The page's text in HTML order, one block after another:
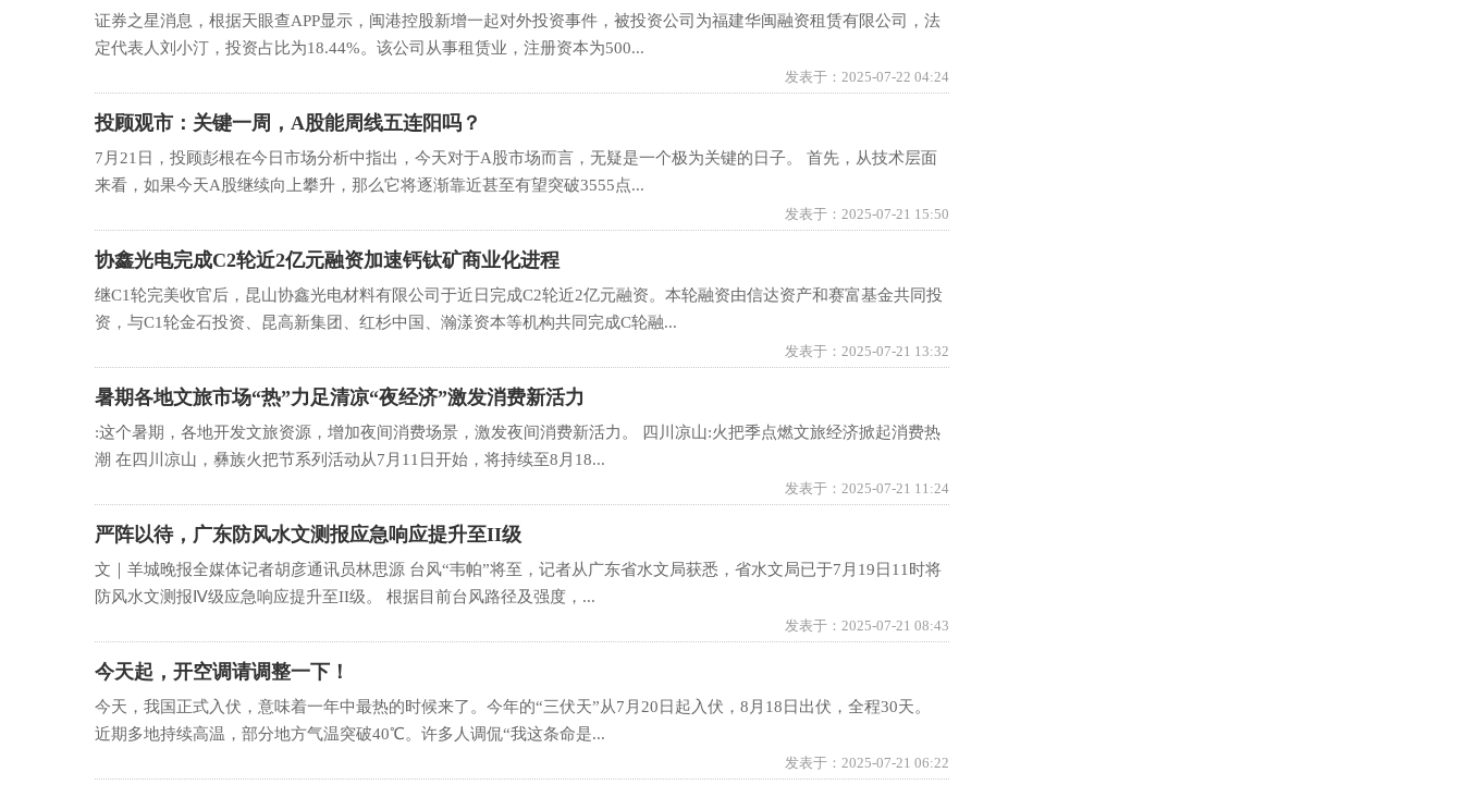
闽融资租赁有
证券之星消息，根据天眼查APP显示，闽港控股新增一起对外投资事件，被投资公司为福建华闽融资租赁有限公司，法
定代表人刘小汀，投资占比为18.44%。该公司从事租赁业，注册资本为500...
发表于：2025-07-22 04:24
投顾观市：关键一周，A股能周线五连阳吗？
7月21日，投顾彭根在今日市场分析中指出，今天对于A股市场而言，无疑是一个极为关键的日子。 首先，从技术层面
来看，如果今天A股继续向上攀升，那么它将逐渐靠近甚至有望突破3555点...
发表于：2025-07-21 15:50
协鑫光电完成C2轮近2亿元融资加速钙钛矿商业化进程
继C1轮完美收官后，昆山协鑫光电材料有限公司于近日完成C2轮近2亿元融资。本轮融资由信达资产和赛富基金共同投
资，与C1轮金石投资、昆高新集团、红杉中国、瀚漾资本等机构共同完成C轮融...
发表于：2025-07-21 13:32
暑期各地文旅市场“热”力足清凉“夜经济”激发消费新活力
:这个暑期，各地开发文旅资源，增加夜间消费场景，激发夜间消费新活力。 四川凉山:火把季点燃文旅经济掀起消费热
潮 在四川凉山，彝族火把节系列活动从7月11日开始，将持续至8月18...
发表于：2025-07-21 11:24
严阵以待，广东防风水文测报应急响应提升至II级
文｜羊城晚报全媒体记者胡彦通讯员林思源 台风“韦帕”将至，记者从广东省水文局获悉，省水文局已于7月19日11时将
防风水文测报Ⅳ级应急响应提升至II级。 根据目前台风路径及强度，...
发表于：2025-07-21 08:43
今天起，开空调请调整一下！
今天，我国正式入伏，意味着一年中最热的时候来了。今年的“三伏天”从7月20日起入伏，8月18日出伏，全程30天。
近期多地持续高温，部分地方气温突破40℃。许多人调侃“我这条命是...
发表于：2025-07-21 06:22